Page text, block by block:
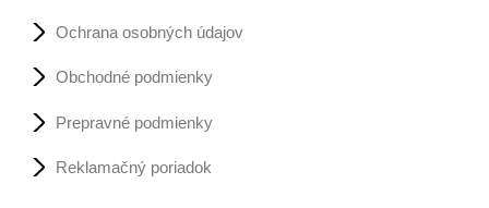
Ochrana osobných údajov
Obchodné podmienky
Prepravné podmienky
Reklamačný poriadok